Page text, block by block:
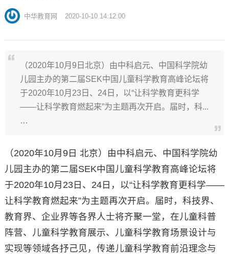
中华教育网 2020-10-10 14:12:00
（2020年10月9日北京）由中科启元、中国科学院幼
儿园主办的第二届SEK中国儿童科学教育高峰论坛将
于2020年10月23日、24日，以“让科学教育更科学
——让科学教育燃起来”为主题再次开启。届时，科...
…
（2020年10月9日 北京）由中科启元、中国科学院幼
儿园主办的第二届SEK中国儿童科学教育高峰论坛将
于2020年10月23日、24日，以“让科学教育更科学——
让科学教育燃起来”为主题再次开启。届时，科技界、
教育界、企业界等各界人士将齐聚一堂，在儿童科普
阵营、儿童科学教育展示、儿童科学教育场景设计与
实现等领域各抒己见，传递儿童科学教育前沿理念与